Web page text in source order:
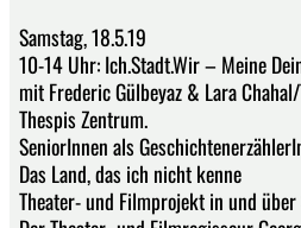
Samstag, 18.5.19
10-14 Uhr: Ich.Stadt.Wir – Meine
mit Frederic Gülbeyaz & Lara
Thespis Zentrum.
SeniorInnen als
Das Land, das ich nicht kenne
Theater- und Filmprojekt in und über